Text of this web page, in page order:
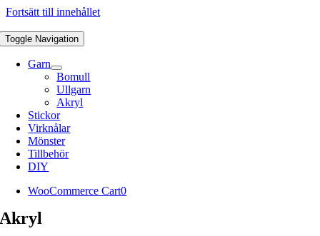
Fortsätt till innehållet
Toggle Navigation
Garn
Bomull
Ullgarn
Akryl
Stickor
Virknålar
Mönster
Tillbehör
DIY
WooCommerce Cart0
Akryl